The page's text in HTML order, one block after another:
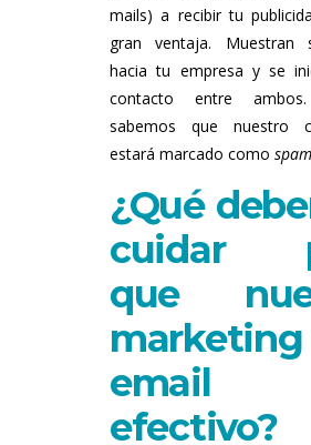
mails) a recibir tu
gran ventaja. Muestran
hacia tu empresa y se
contacto entre
sabemos que nuestro
estará marcado como
¿Qué
cuidar
que
marketing
email
efectivo?